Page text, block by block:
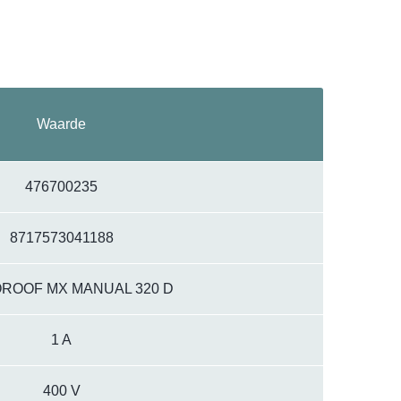
Waarde
476700235
8717573041188
MX MANUAL 320 D
1 A
400 V